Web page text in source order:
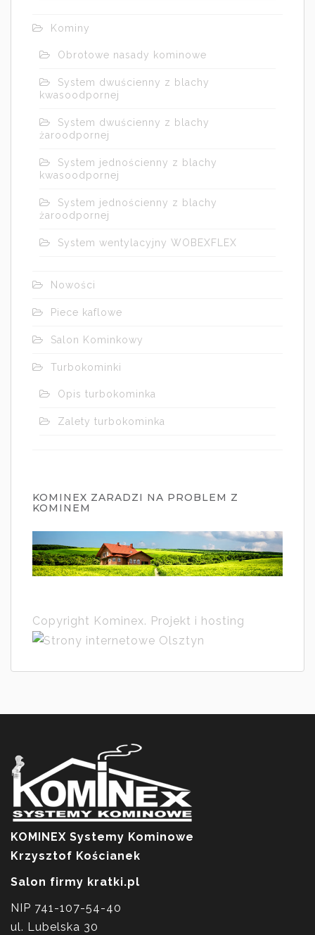
Kominy
Obrotowe nasady kominowe
System dwuścienny z blachy
kwasoodpornej
System dwuścienny z blachy
żaroodpornej
System jednościenny z blachy
kwasoodpornej
System jednościenny z blachy
żaroodpornej
System wentylacyjny WOBEXFLEX
Nowości
Piece kaflowe
Salon Kominkowy
Turbokominki
Opis turbokominka
Zalety turbokominka
KOMINEX ZARADZI NA PROBLEM Z
KOMINEM
Copyright Kominex. Projekt i hosting
KOMINEX Systemy Kominowe
Krzysztof Kościanek
Salon firmy kratki.pl
NIP 741-107-54-40
ul. Lubelska 30